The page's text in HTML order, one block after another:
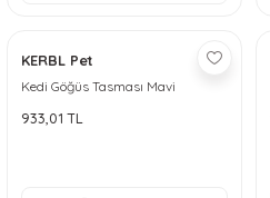
KERBL Pet
Kedi Göğüs Tasması Mavi
933,01 TL